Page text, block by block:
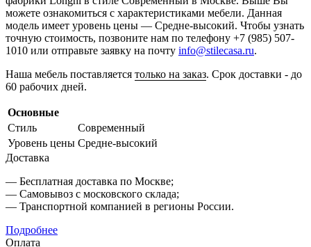
можете ознакомиться с характеристиками мебели. Данная
модель имеет уровень цены — Средне-высокий. Чтобы узнать
точную стоимость, позвоните нам по телефону +7 (985) 507-
1010 или отправьте заявку на почту info@stilecasa.ru.
Наша мебель поставляется только на заказ. Срок доставки - до
60 рабочих дней.
Основные
Стиль
Современный
Уровень цены Средне-высокий
Доставка
— Бесплатная доставка по Москве;
— Самовывоз с московского склада;
— Транспортной компанией в регионы России.
Подробнее
Оплата